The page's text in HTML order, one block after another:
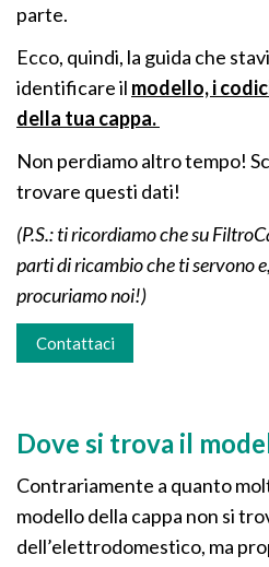
parte.
Ecco, quindi, la guida che
identificare il modello, i
della tua cappa.
Non perdiamo altro tempo!
trovare questi dati!
(P.S.: ti ricordiamo che su
parti di ricambio che ti servono
procuriamo noi!)
Contattaci
Dove si trova il
Contrariamente a quanto
modello della cappa non si
dell’elettrodomestico, ma